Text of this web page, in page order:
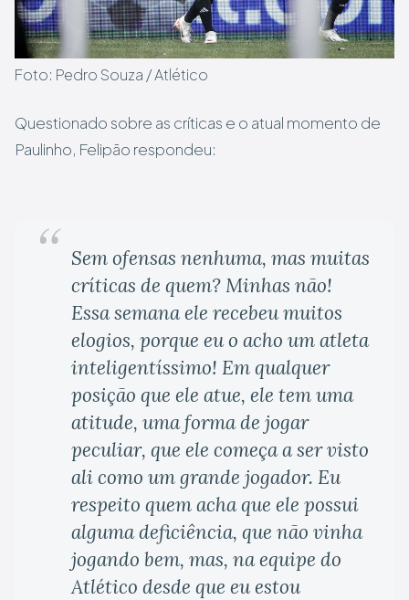
Foto: Pedro Souza / Atlético
Questionado sobre as críticas e o atual momento de
Paulinho, Felipão respondeu:
Sem ofensas nenhuma, mas muitas
críticas de quem? Minhas não!
Essa semana ele recebeu muitos
elogios, porque eu o acho um atleta
inteligentíssimo! Em qualquer
posição que ele atue, ele tem uma
atitude, uma forma de jogar
peculiar, que ele começa a ser visto
ali como um grande jogador. Eu
respeito quem acha que ele possui
alguma deficiência, que não vinha
jogando bem, mas, na equipe do
Atlético desde que eu estou